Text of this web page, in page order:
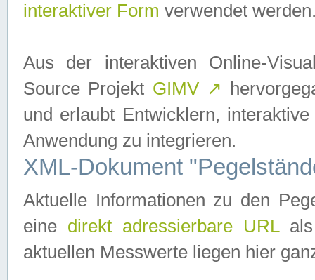
interaktiver Form verwendet
Aus der interaktiven Online-
Source Projekt GIMV ↗
und erlaubt Entwicklern,
Anwendung zu integrieren.
XML-Dokument
Aktuelle Informationen zu den
eine direkt adressierbare URLals
aktuellen Messwerte liegen hier